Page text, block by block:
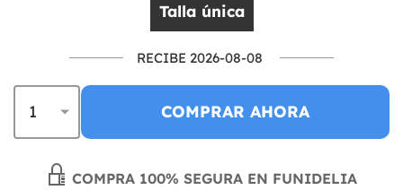
Talla única
RECIBE 2026-08-08
COMPRAR AHORA
COMPRA 100% SEGURA EN FUNIDELIA